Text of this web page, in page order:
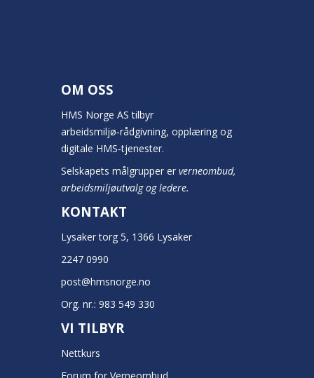
OM OSS
HMS Norge AS tilbyr
arbeidsmiljø‑rådgivning, opplæring og
digitale HMS‑tjenester.
Selskapets målgrupper er verneombud,
arbeidsmiljøutvalg og ledere.
KONTAKT
Lysaker torg 5, 1366 Lysaker
2247 0990
post@hmsnorge.no
Org. nr.: 983 549 330
VI TILBYR
Nettkurs